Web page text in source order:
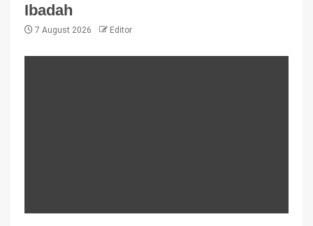
Ibadah
7 August 2026 Editor